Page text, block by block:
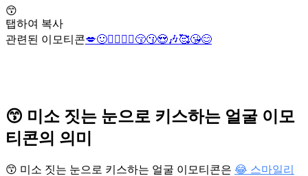
😙
탭하여 복사
관련된 이모티콘💋🙂👨‍❤️‍💋‍👨😚😗😍🎶🥰😘😊
😙 미소 짓는 눈으로 키스하는 얼굴 이모
티콘의 의미
😙 미소 짓는 눈으로 키스하는 얼굴 이모티콘은 😂 스마일리